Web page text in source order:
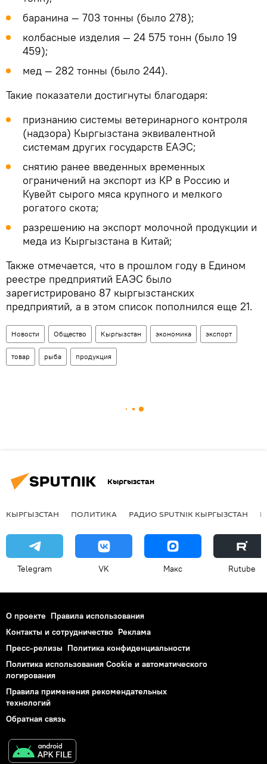
баранина — 703 тонны (было 278);
колбасные изделия — 24 575 тонн (было 19
459);
мед — 282 тонны (было 244).
Такие показатели достигнуты благодаря:
признанию системы ветеринарного контроля
(надзора) Кыргызстана эквивалентной
системам других государств ЕАЭС;
снятию ранее введенных временных
ограничений на экспорт из КР в Россию и
Кувейт сырого мяса крупного и мелкого
рогатого скота;
разрешению на экспорт молочной продукции и
меда из Кыргызстана в Китай;
Также отмечается, что в прошлом году в Едином
реестре предприятий ЕАЭС было
зарегистрировано 87 кыргызстанских
предприятий, а в этом список пополнился еще 21.
Новости Общество Кыргызстан экономика экспорт
товар рыба продукция
Кыргызстан
КЫРГЫЗСТАН ПОЛИТИКА РАДИО SPUTNIK КЫРГЫЗСТАН
Telegram VK Макс Rutube
О проекте Правила использования
Контакты и сотрудничество Реклама
Пресс-релизы Политика конфиденциальности
Политика использования Cookie и автоматического
логирования
Правила применения рекомендательных
технологий
Обратная связь